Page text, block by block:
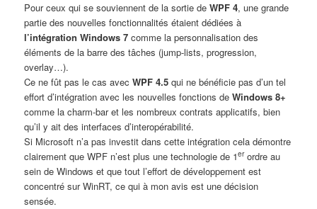
Pour ceux qui se souviennent de la sortie deWPF 4, une grande
partie des nouvelles fonctionnalités étaient dédiées à
l’intégration Windows 7 comme la personnalisation des
éléments de la barre des tâches (jump-lists, progression,
overlay…).
Ce ne fût pas le cas avecWPF 4.5 qui ne bénéficie pas d’un tel
effort d’intégration avec les nouvelles fonctions deWindows 8+
comme la charm-bar et les nombreux contrats applicatifs, bien
qu’il y ait des interfaces d’interopérabilité.
Si Microsoft n’a pas investit dans cette intégration cela démontre
clairement que WPF n’est plus une technologie de 1erordre au
sein de Windows et que tout l’effort de développement est
concentré sur WinRT, ce qui à mon avis est une décision
sensée.